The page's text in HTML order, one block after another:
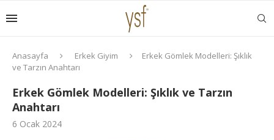
Anasayfa Erkek Giyim
Erkek Gömlek Modelleri: Şıklık
ve Tarzın Anahtarı
Erkek Gömlek Modelleri: Şıklık ve Tarzın
Anahtarı
6 Ocak 2024